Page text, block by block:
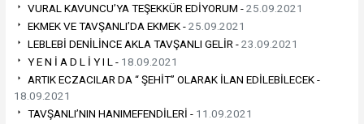
VURAL KAVUNCU’YA TEŞEKKÜR EDİYORUM -25.09.2021
EKMEK VE TAVŞANLI’DA EKMEK -25.09.2021
LEBLEBİ DENİLİNCE AKLA TAVŞANLI GELİR -23.09.2021
Y E N İ A D L İ Y I L - 18.09.2021
ARTIK ECZACILAR DA “ ŞEHİT” OLARAK İLAN EDİLEBİLECEK -
18.09.2021
TAVŞANLI’NIN HANIMEFENDİLERİ - 11.09.2021